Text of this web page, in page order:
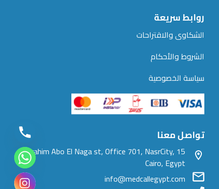
روابط سريعة
الشكاوى والاقتراحات
الشروط والأحكام
سياسة الخصوصية
تواصل معنا
15 Ibrahim Abo El Naga st, Office 701, NasrCity,
Cairo, Egypt
info@medcallegypt.com